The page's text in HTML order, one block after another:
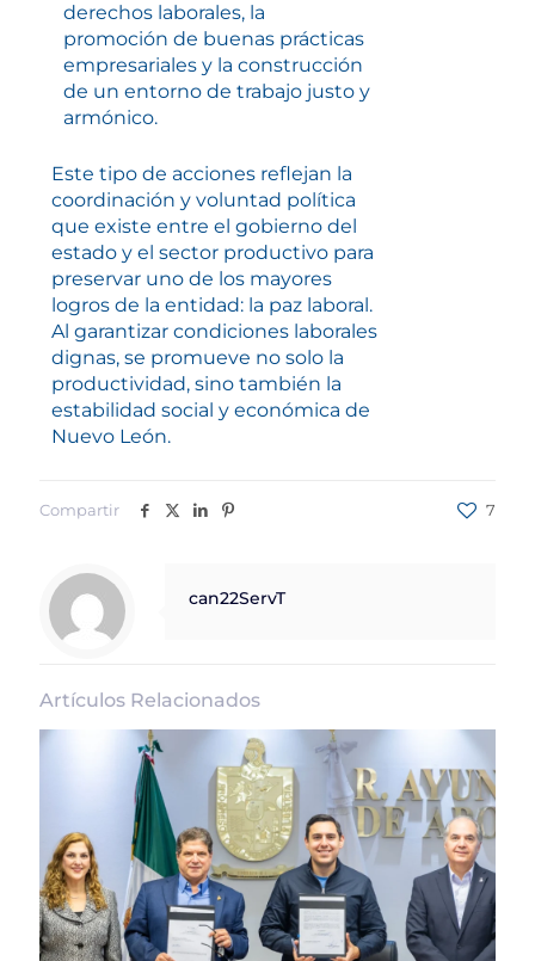
derechos laborales, la
promoción de buenas prácticas
empresariales y la construcción
de un entorno de trabajo justo y
armónico.
Este tipo de acciones reflejan la
coordinación y voluntad política
que existe entre el gobierno del
estado y el sector productivo para
preservar uno de los mayores
logros de la entidad: la paz laboral.
Al garantizar condiciones laborales
dignas, se promueve no solo la
productividad, sino también la
estabilidad social y económica de
Nuevo León.
Compartir 7
can22ServT
Artículos Relacionados